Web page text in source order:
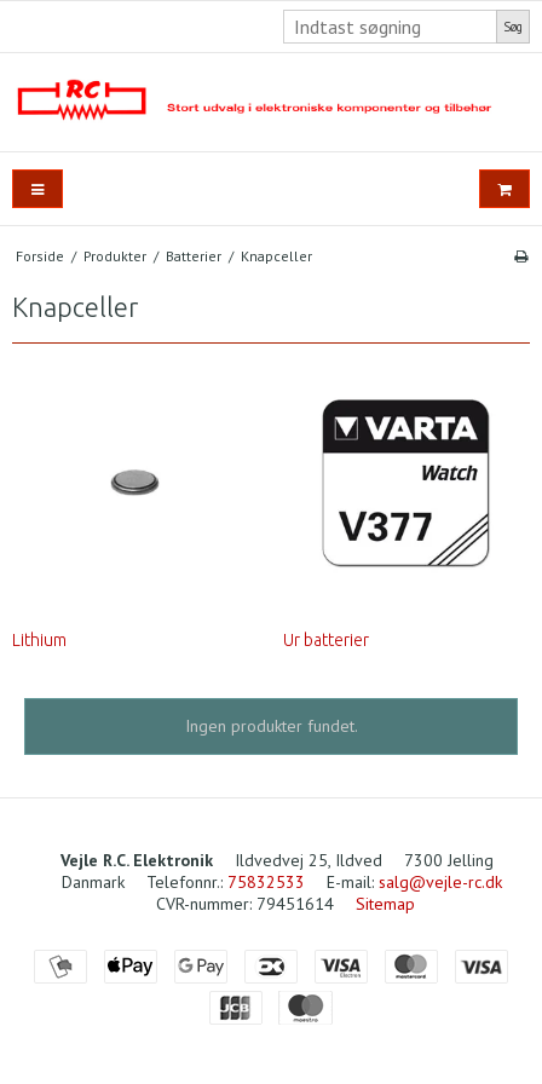
Søg
Forside / Produkter / Batterier / Knapceller
Knapceller
Lithium Ur batterier
Ingen produkter fundet.
Vejle R.C. Elektronik Ildvedvej 25, Ildved
7300 Jelling
Danmark
Telefonnr.: 75832533 E-mail: salg@vejle-rc.dk
CVR-nummer: 79451614 Sitemap